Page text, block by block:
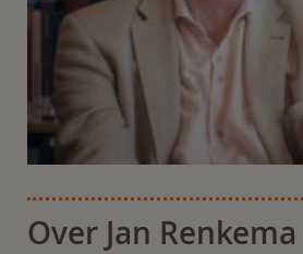
Over Jan Renkema